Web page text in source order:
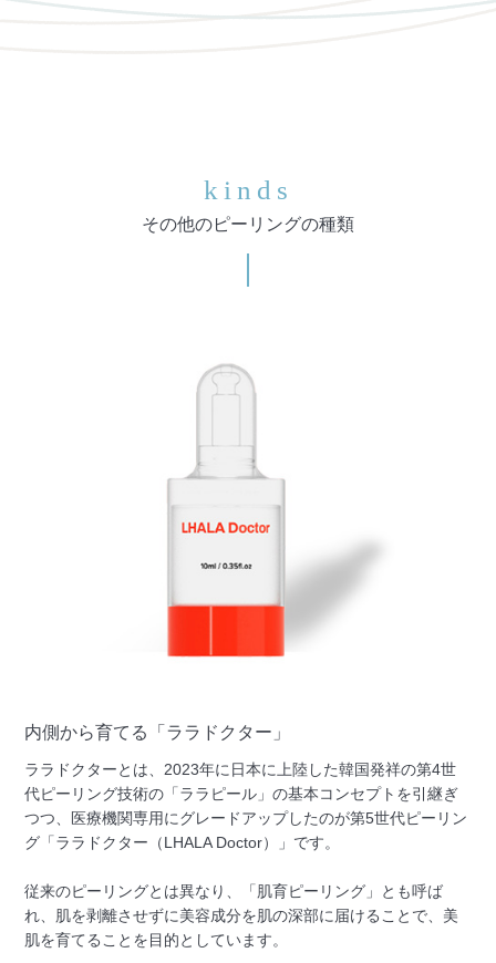
kinds
その他のピーリングの種類
内側から育てる「ララドクター」
ララドクターとは、2023年に日本に上陸した韓国発祥の第4世
代ピーリング技術の「ララピール」の基本コンセプトを引継ぎ
つつ、医療機関専用にグレードアップしたのが第5世代ピーリン
グ「ララドクター（LHALA Doctor）」です。
従来のピーリングとは異なり、「肌育ピーリング」とも呼ば
れ、肌を剥離させずに美容成分を肌の深部に届けることで、美
肌を育てることを目的としています。